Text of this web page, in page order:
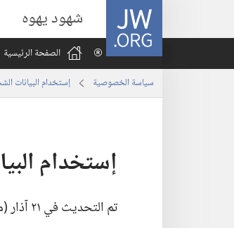
JW.ORG شهود يهوه
الصفحة الرئيسية
سياسة الخصوصية إستخدام البيانات
إستخدام
تم التحديث في ٢١ آذار (‏مارس)‏ ٢٠٢٥